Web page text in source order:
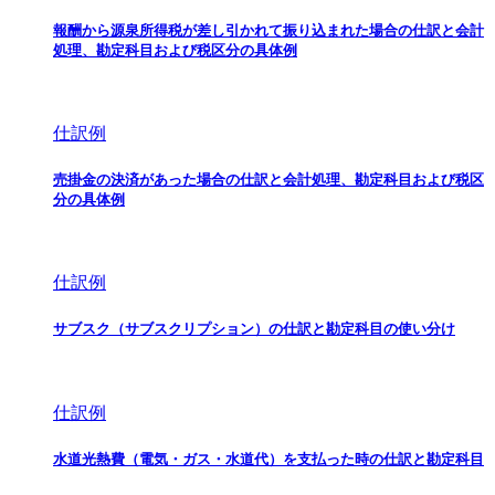
報酬から源泉所得税が差し引かれて振り込まれた場合の仕訳と会計
処理、勘定科目および税区分の具体例
仕訳例
売掛金の決済があった場合の仕訳と会計処理、勘定科目および税区
分の具体例
仕訳例
サブスク（サブスクリプション）の仕訳と勘定科目の使い分け
仕訳例
水道光熱費（電気・ガス・水道代）を支払った時の仕訳と勘定科目